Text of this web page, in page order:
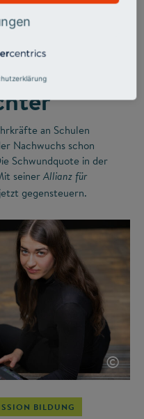
an Schulen
Nachwuchs schon
Schwundquote in der
seinerAllianz für
gegensteuern.
©
BILDUNG